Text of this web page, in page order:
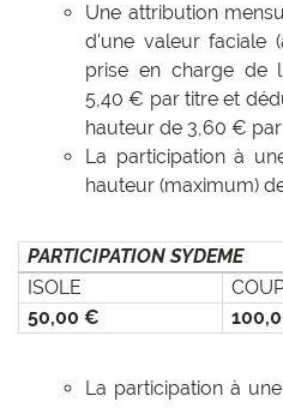
Une attribution
d'une valeur faciale
prise en charge de
5,40 € par titre et
hauteur de 3,60 € par
La participation à
hauteur (maximum)
PARTICIPATION SYDEME
ISOLE
50,00 €
La participation à